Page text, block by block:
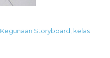
Kegunaan Storyboard, kelas